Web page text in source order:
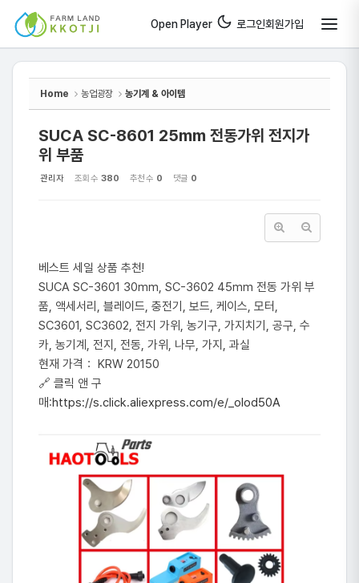
Open Player 로그인회원가입
Home 농업광장 농기계 & 아이템
SUCA SC-8601 25mm 전동가위 전지가
위 부품
관리자 조회 수 380 추천 수 0 댓글 0
베스트 세일 상품 추천!
SUCA SC-3601 30mm, SC-3602 45mm 전동 가위 부
품, 액세서리, 블레이드, 충전기, 보드, 케이스, 모터,
SC3601, SC3602, 전지 가위, 농기구, 가지치기, 공구, 수
카, 농기계, 전지, 전동, 가위, 나무, 가지, 과실
현재 가격： KRW 20150
🔗 클릭 앤 구
매:https://s.click.aliexpress.com/e/_olod50A